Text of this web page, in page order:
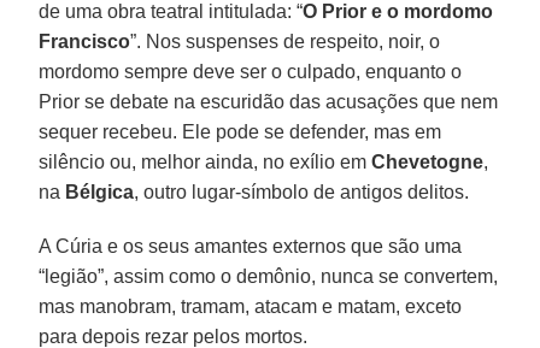
de uma obra teatral intitulada: “O Prior e o mordomo
Francisco”. Nos suspenses de respeito, noir, o
mordomo sempre deve ser o culpado, enquanto o
Prior se debate na escuridão das acusações que nem
sequer recebeu. Ele pode se defender, mas em
silêncio ou, melhor ainda, no exílio emChevetogne,
na Bélgica, outro lugar-símbolo de antigos delitos.
A Cúria e os seus amantes externos que são uma
“legião”, assim como o demônio, nunca se convertem,
mas manobram, tramam, atacam e matam, exceto
para depois rezar pelos mortos.